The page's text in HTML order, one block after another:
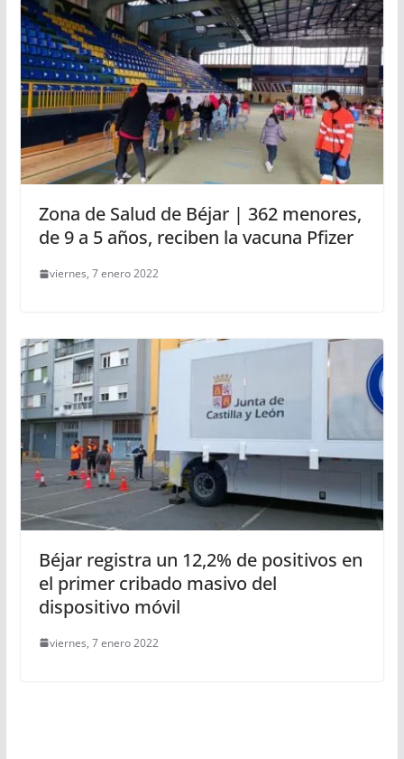
Zona de Salud de Béjar | 362 menores,
de 9 a 5 años, reciben la vacuna Pfizer
viernes, 7 enero 2022
Béjar registra un 12,2% de positivos en
el primer cribado masivo del
dispositivo móvil
viernes, 7 enero 2022